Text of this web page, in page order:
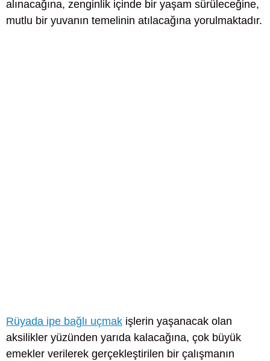
alınacağına, zenginlik içinde bir yaşam sürüleceğine,
mutlu bir yuvanın temelinin atılacağına yorulmaktadır.
Rüyada ipe bağlı uçmak işlerin yaşanacak olan
aksilikler yüzünden yarıda kalacağına, çok büyük
emekler verilerek gerçekleştirilen bir çalışmanın